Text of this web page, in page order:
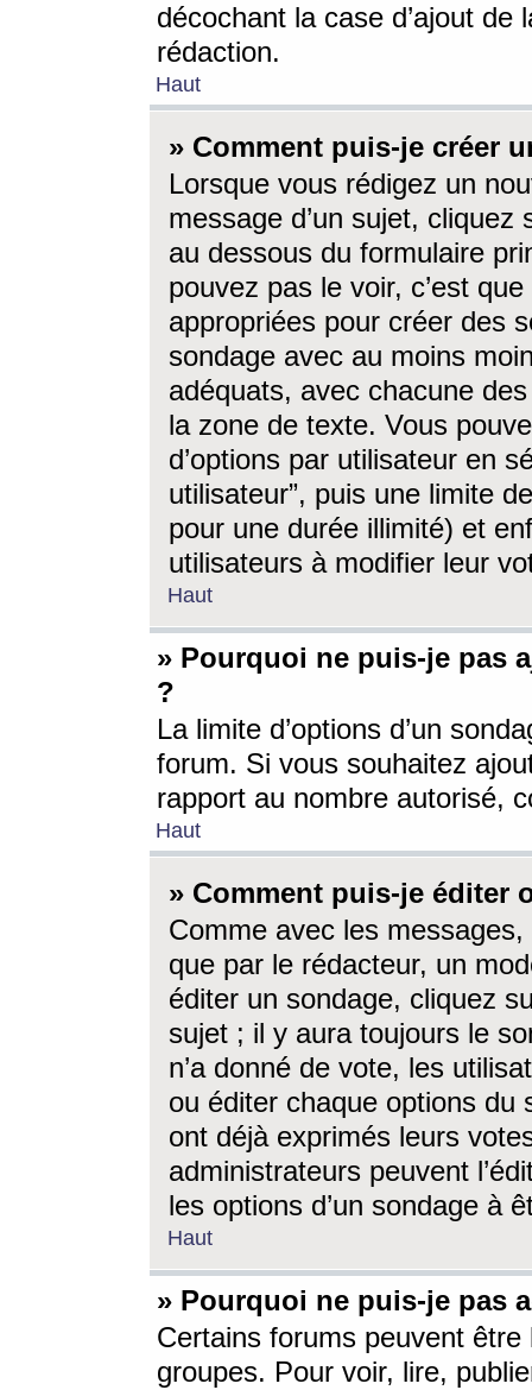
décochant la case d’ajout
rédaction.
Haut
» Comment puis-je créer
Lorsque vous rédigez un
message d’un sujet, cliquez
au dessous du formulaire
pouvez pas le voir, c’est
appropriées pour créer des
sondage avec au moins
adéquats, avec chacune
la zone de texte. Vous
d’options par utilisateur en
utilisateur”, puis une limite
pour une durée illimité) et
utilisateurs à modifier leur
Haut
» Pourquoi ne puis-je pas
?
La limite d’options d’un
forum. Si vous souhaitez
rapport au nombre autorisé,
Haut
» Comment puis-je éditer
Comme avec les
que par le rédacteur, un
éditer un sondage, cliquez
sujet ; il y aura toujours le
n’a donné de vote, les
ou éditer chaque options du
ont déjà exprimés leurs
administrateurs peuvent
les options d’un sondage à
Haut
» Pourquoi ne puis-je pas
Certains forums peuvent être
groupes. Pour voir, lire,